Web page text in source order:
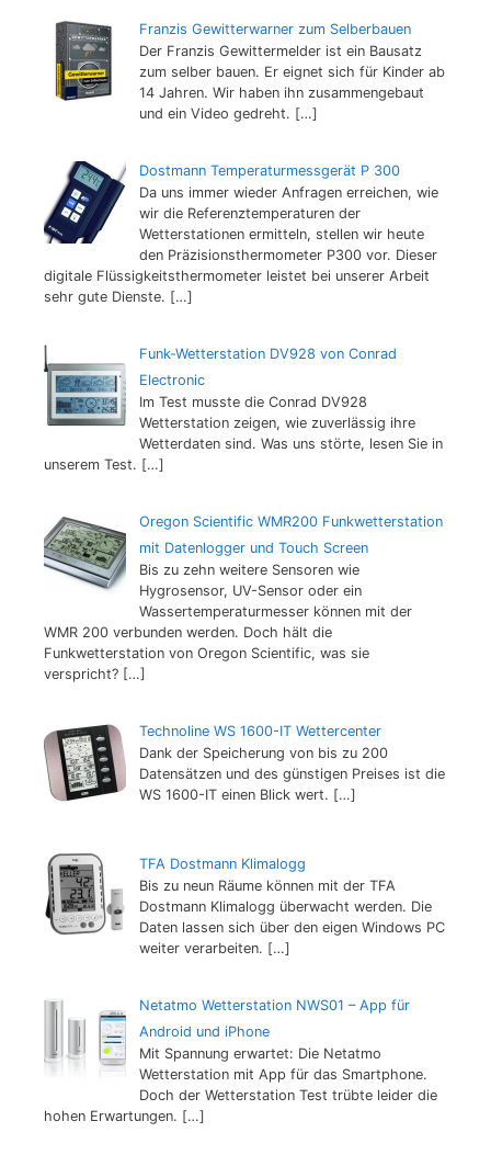
Franzis Gewitterwarner zum Selberbauen
Der Franzis Gewittermelder ist ein Bausatz
zum selber bauen. Er eignet sich für Kinder ab
14 Jahren. Wir haben ihn zusammengebaut
und ein Video gedreht. […]
Dostmann Temperaturmessgerät P 300
Da uns immer wieder Anfragen erreichen, wie
wir die Referenztemperaturen der
Wetterstationen ermitteln, stellen wir heute
den Präzisionsthermometer P300 vor. Dieser
digitale Flüssigkeitsthermometer leistet bei unserer Arbeit
sehr gute Dienste. […]
Funk-Wetterstation DV928 von Conrad
Electronic
Im Test musste die Conrad DV928
Wetterstation zeigen, wie zuverlässig ihre
Wetterdaten sind. Was uns störte, lesen Sie in
unserem Test. […]
Oregon Scientific WMR200 Funkwetterstation
mit Datenlogger und Touch Screen
Bis zu zehn weitere Sensoren wie
Hygrosensor, UV-Sensor oder ein
Wassertemperaturmesser können mit der
WMR 200 verbunden werden. Doch hält die
Funkwetterstation von Oregon Scientific, was sie
verspricht? […]
Technoline WS 1600-IT Wettercenter
Dank der Speicherung von bis zu 200
Datensätzen und des günstigen Preises ist die
WS 1600-IT einen Blick wert. […]
TFA Dostmann Klimalogg
Bis zu neun Räume können mit der TFA
Dostmann Klimalogg überwacht werden. Die
Daten lassen sich über den eigen Windows PC
weiter verarbeiten. […]
Netatmo Wetterstation NWS01 – App für
Android und iPhone
Mit Spannung erwartet: Die Netatmo
Wetterstation mit App für das Smartphone.
Doch der Wetterstation Test trübte leider die
hohen Erwartungen. […]